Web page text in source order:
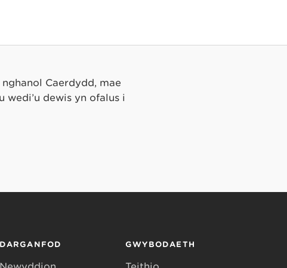
Caerdydd, mae
dewis yn ofalus i
DARGANFOD GWYBODAETH